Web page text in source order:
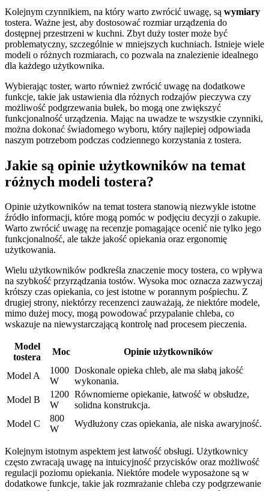
Kolejnym czynnikiem, na który warto zwrócić uwagę, są wymiary
tostera. Ważne jest, aby dostosować rozmiar urządzenia do
dostępnej przestrzeni w kuchni. Zbyt duży toster może być
problematyczny, szczególnie w mniejszych kuchniach. Istnieje wiele
modeli o różnych rozmiarach, co pozwala na znalezienie idealnego
dla każdego użytkownika.
Wybierając toster, warto również zwrócić uwagę na dodatkowe
funkcje, takie jak ustawienia dla różnych rodzajów pieczywa czy
możliwość podgrzewania bułek, bo mogą one zwiększyć
funkcjonalność urządzenia. Mając na uwadze te wszystkie czynniki,
można dokonać świadomego wyboru, który najlepiej odpowiada
naszym potrzebom podczas codziennego korzystania z tostera.
Jakie są opinie użytkowników na temat
różnych modeli tostera?
Opinie użytkowników na temat tostera stanowią niezwykle istotne
źródło informacji, które mogą pomóc w podjęciu decyzji o zakupie.
Warto zwrócić uwagę na recenzje pomagające ocenić nie tylko jego
funkcjonalność, ale także jakość opiekania oraz ergonomię
użytkowania.
Wielu użytkowników podkreśla znaczenie mocy tostera, co wpływa
na szybkość przyrządzania tostów. Wysoka moc oznacza zazwyczaj
krótszy czas opiekania, co jest istotne w porannym pośpiechu. Z
drugiej strony, niektórzy recenzenci zauważają, że niektóre modele,
mimo dużej mocy, mogą powodować przypalanie chleba, co
wskazuje na niewystarczającą kontrolę nad procesem pieczenia.
Model
tostera
Moc Opinie użytkowników
Model A
1000
W
Doskonale opieka chleb, ale ma słabą jakość
wykonania.
Model B
1200
W
Równomierne opiekanie, łatwość w obsłudze,
solidna konstrukcja.
Model C
800
W
Wydłużony czas opiekania, ale niska awaryjność.
Kolejnym istotnym aspektem jest łatwość obsługi. Użytkownicy
często zwracają uwagę na intuicyjność przycisków oraz możliwość
regulacji poziomu opiekania. Niektóre modele wyposażone są w
dodatkowe funkcje, takie jak rozmrażanie chleba czy podgrzewanie